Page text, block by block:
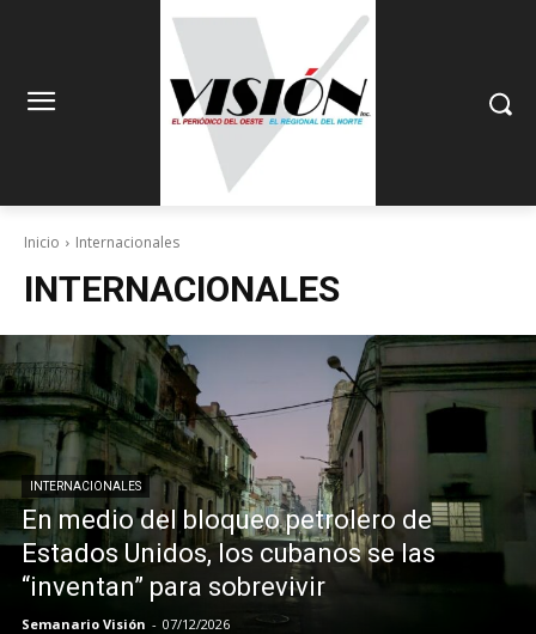
Inicio Internacionales
INTERNACIONALES
INTERNACIONALES
En medio del bloqueo petrolero de
Estados Unidos, los cubanos se las
“inventan” para sobrevivir
Semanario Visión - 07/12/2026